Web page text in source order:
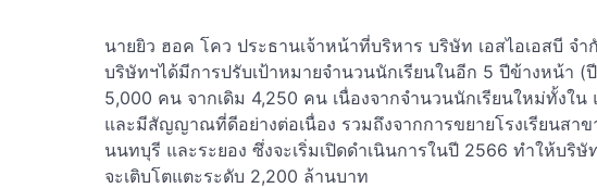
นายยิว ฮอค โคว ประธานเจ้าหน้าที่บริหาร บริษัท เอสไอเอสบี จำ
บริษัทฯได้มีการปรับเป้าหมายจำนวนนักเรียนในอีก 5 ปีข้างหน้า
5,000 คน จากเดิม 4,250 คน เนื่องจากจำนวนนักเรียนใหม่ทั้งใ
และมีสัญญาณที่ดีอย่างต่อเนื่อง รวมถึงจากการขยายโรงเรียนสา
นนทบุรี และระยอง ซึ่งจะเริ่มเปิดดำเนินการในปี 2566 ทำให้บริษั
จะเติบโตแตะระดับ 2,200 ล้านบาท